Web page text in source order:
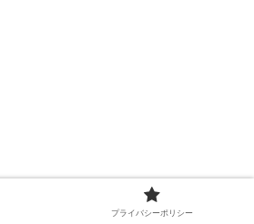
プライバシーポリシー